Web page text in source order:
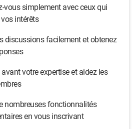
vous simplement avec ceux qui
intérêts
discussions facilement et obtenez
votre expertise et aidez les
nombreuses fonctionnalités
en vous inscrivant